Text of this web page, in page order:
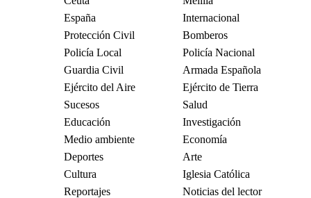
España
Internacional
Protección Civil
Bomberos
Policía Local
Policía Nacional
Guardia Civil
Armada Española
Ejército del Aire
Ejército de Tierra
Sucesos
Salud
Educación
Investigación
Medio ambiente
Economía
Deportes
Arte
Cultura
Iglesia Católica
Reportajes
Noticias del lector